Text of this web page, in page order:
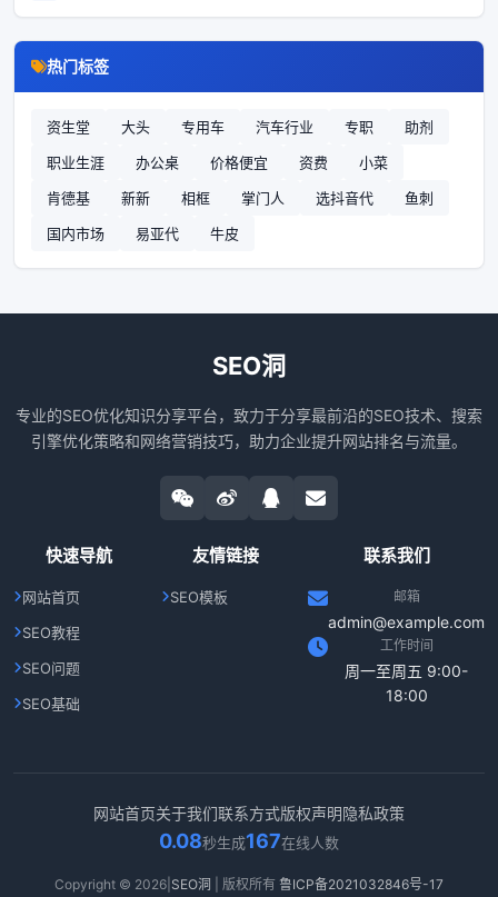
热门标签
资生堂 大头 专用车 汽车行业 专职
助剂
职业生涯
办公桌 价格便宜 资费
小菜
肯德基
新新 相框 掌门人 选抖音代
鱼刺
国内市场
易亚代 牛皮
SEO洞
专业的SEO优化知识分享平台，致力于分享最前沿的SEO技术、搜索
引擎优化策略和网络营销技巧，助力企业提升网站排名与流量。
快速导航
网站首页
SEO教程
SEO问题
SEO基础
友情链接
SEO模板
联系我们
邮箱
admin@example.com
工作时间
周一至周五 9:00-
18:00
网站首页关于我们联系方式版权声明隐私政策
0.08秒生成167在线人数
Copyright © 2026| SEO洞 | 版权所有 鲁ICP备2021032846号-17